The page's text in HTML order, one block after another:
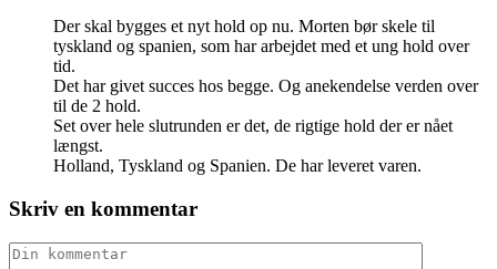
Der skal bygges et nyt hold op nu. Morten bør skele til
tyskland og spanien, som har arbejdet med et ung hold over
tid.
Det har givet succes hos begge. Og anekendelse verden over
til de 2 hold.
Set over hele slutrunden er det, de rigtige hold der er nået
længst.
Holland, Tyskland og Spanien. De har leveret varen.
Skriv en kommentar